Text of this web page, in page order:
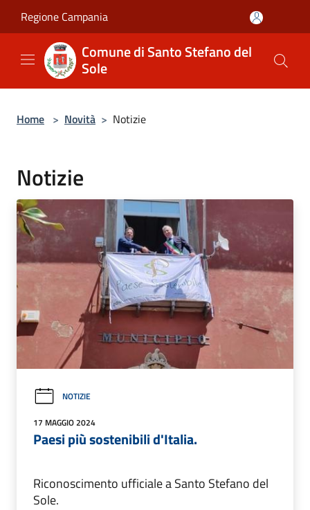
Regione Campania
Comune di Santo Stefano del
Sole
Home > Novità > Notizie
Notizie
NOTIZIE
17 MAGGIO 2024
Paesi più sostenibili d'Italia.
Riconoscimento ufficiale a Santo Stefano del
Sole.